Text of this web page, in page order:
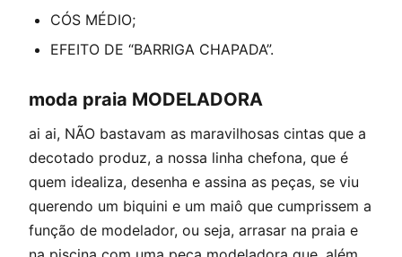
CÓS MÉDIO;
EFEITO DE “BARRIGA CHAPADA”.
moda praia MODELADORA
ai ai, NÃO bastavam as maravilhosas cintas que a
decotado produz, a nossa linha chefona, que é
quem idealiza, desenha e assina as peças, se viu
querendo um biquini e um maiô que cumprissem a
função de modelador, ou seja, arrasar na praia e